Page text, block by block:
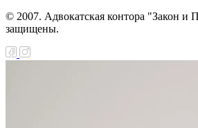
© 2007. Адвокатская контора "Закон и
защищены.